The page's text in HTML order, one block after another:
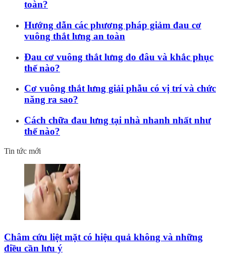
toàn?
Hướng dẫn các phương pháp giảm đau cơ
vuông thắt lưng an toàn
Đau cơ vuông thắt lưng do đâu và khắc phục
thế nào?
Cơ vuông thắt lưng giải phẫu có vị trí và chức
năng ra sao?
Cách chữa đau lưng tại nhà nhanh nhất như
thế nào?
Tin tức mới
Châm cứu liệt mặt có hiệu quả không và những
điều cần lưu ý